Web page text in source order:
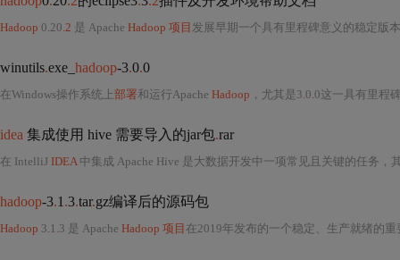
Hadoop 0.20.2 是 Apache Hadoop 项目 发展早期一个具有里程碑意义的稳定版
winutils.exe_ hadoop-3.0.0
在Windows操作系统上部署和运行Apache Hadoop ，尤其是3.0.0这一具有里程
idea 集成使用 hive 需要导入的jar包.rar
在 IntelliJ IDEA中集成 Apache Hive 是大数据开发中一项常见且关键的任务，其核心目标是让 Java 或 Scala 应用程序能够通过
hadoop-3.1 .3.tar.gz编译后的源码包
Hadoop 3. 1 .3 是 Apache Hadoop 项目 在2019年发布的一个稳定、生产就绪的